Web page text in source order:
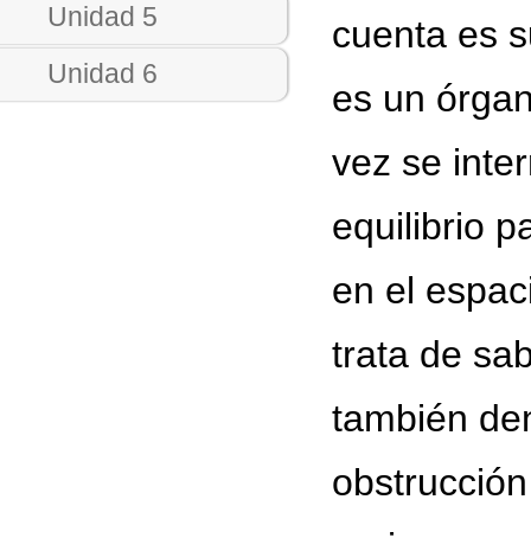
Unidad 5
Unidad 6
cuenta es
es un
vez se
equilibrio
en el
trata de
también